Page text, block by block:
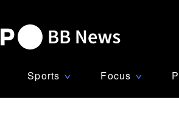
Sports ∨ Focus ∨